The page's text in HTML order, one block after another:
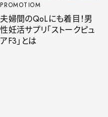
PROMOTIOM
夫婦間のQoLにも着目！男
性妊活サプリ「ストークピュ
アF3」とは